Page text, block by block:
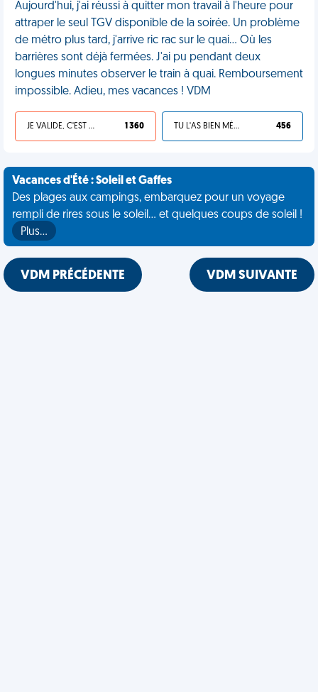
Aujourd'hui, j'ai réussi à quitter mon travail à l'heure pour
attraper le seul TGV disponible de la soirée. Un problème
de métro plus tard, j'arrive ric rac sur le quai… Où les
barrières sont déjà fermées. J'ai pu pendant deux
longues minutes observer le train à quai. Remboursement
impossible. Adieu, mes vacances ! VDM
JE VALIDE, C'EST UNE VDM 1 360 TU L'AS BIEN MÉRITÉ 456
Vacances d'Été : Soleil et Gaffes
Des plages aux campings, embarquez pour un voyage
rempli de rires sous le soleil... et quelques coups de soleil !
Plus…
VDM PRÉCÉDENTE VDM SUIVANTE